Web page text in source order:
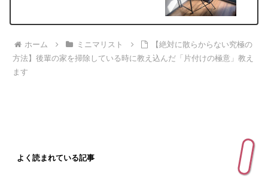
ホーム ミニマリスト
【絶対に散らからない究極の
方法】後輩の家を掃除している時に教え込んだ「片付けの極意」教え
ます
よく読まれている記事